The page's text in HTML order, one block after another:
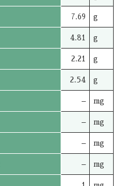
7.69 g
4.81 g
2.21 g
2.54 g
– mg
– mg
– mg
– mg